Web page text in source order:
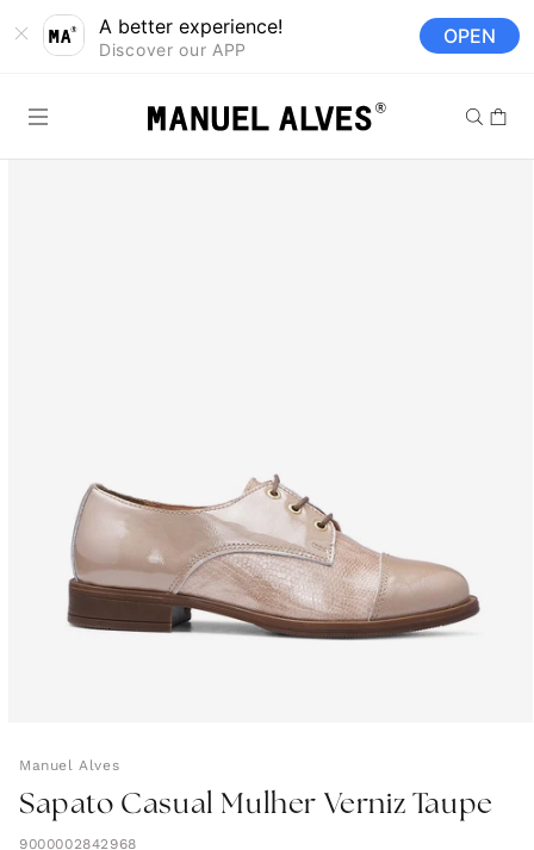
A better experience!
Discover our APP
OPEN
Saltar para o
conteúdo
Saltar para a
Manuel Alves
Sapato Casual Mulher Verniz Taupe
9000002842968